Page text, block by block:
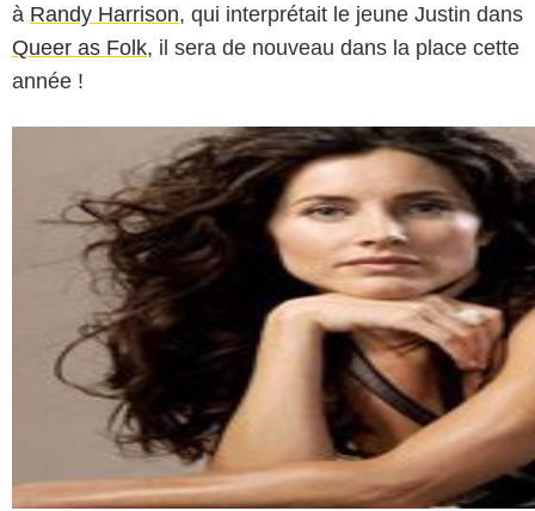
à Randy Harrison, qui interprétait le jeune Justin dans
Queer as Folk, il sera de nouveau dans la place cette
année !